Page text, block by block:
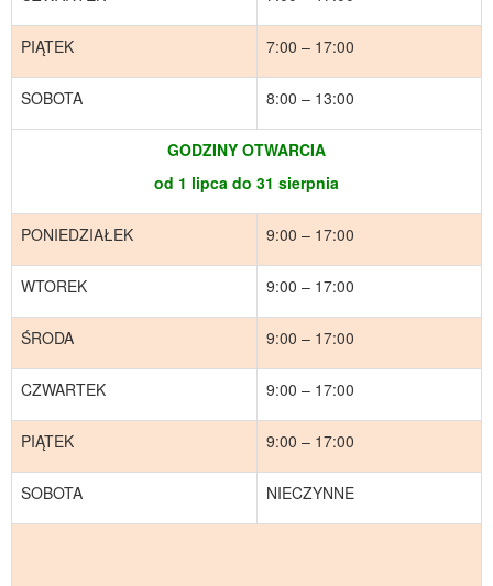
PIĄTEK 7:00 – 17:00
SOBOTA 8:00 – 13:00
GODZINY OTWARCIA
od 1 lipca do 31 sierpnia
PONIEDZIAŁEK 9:00 – 17:00
WTOREK 9:00 – 17:00
ŚRODA 9:00 – 17:00
CZWARTEK 9:00 – 17:00
PIĄTEK 9:00 – 17:00
SOBOTA NIECZYNNE